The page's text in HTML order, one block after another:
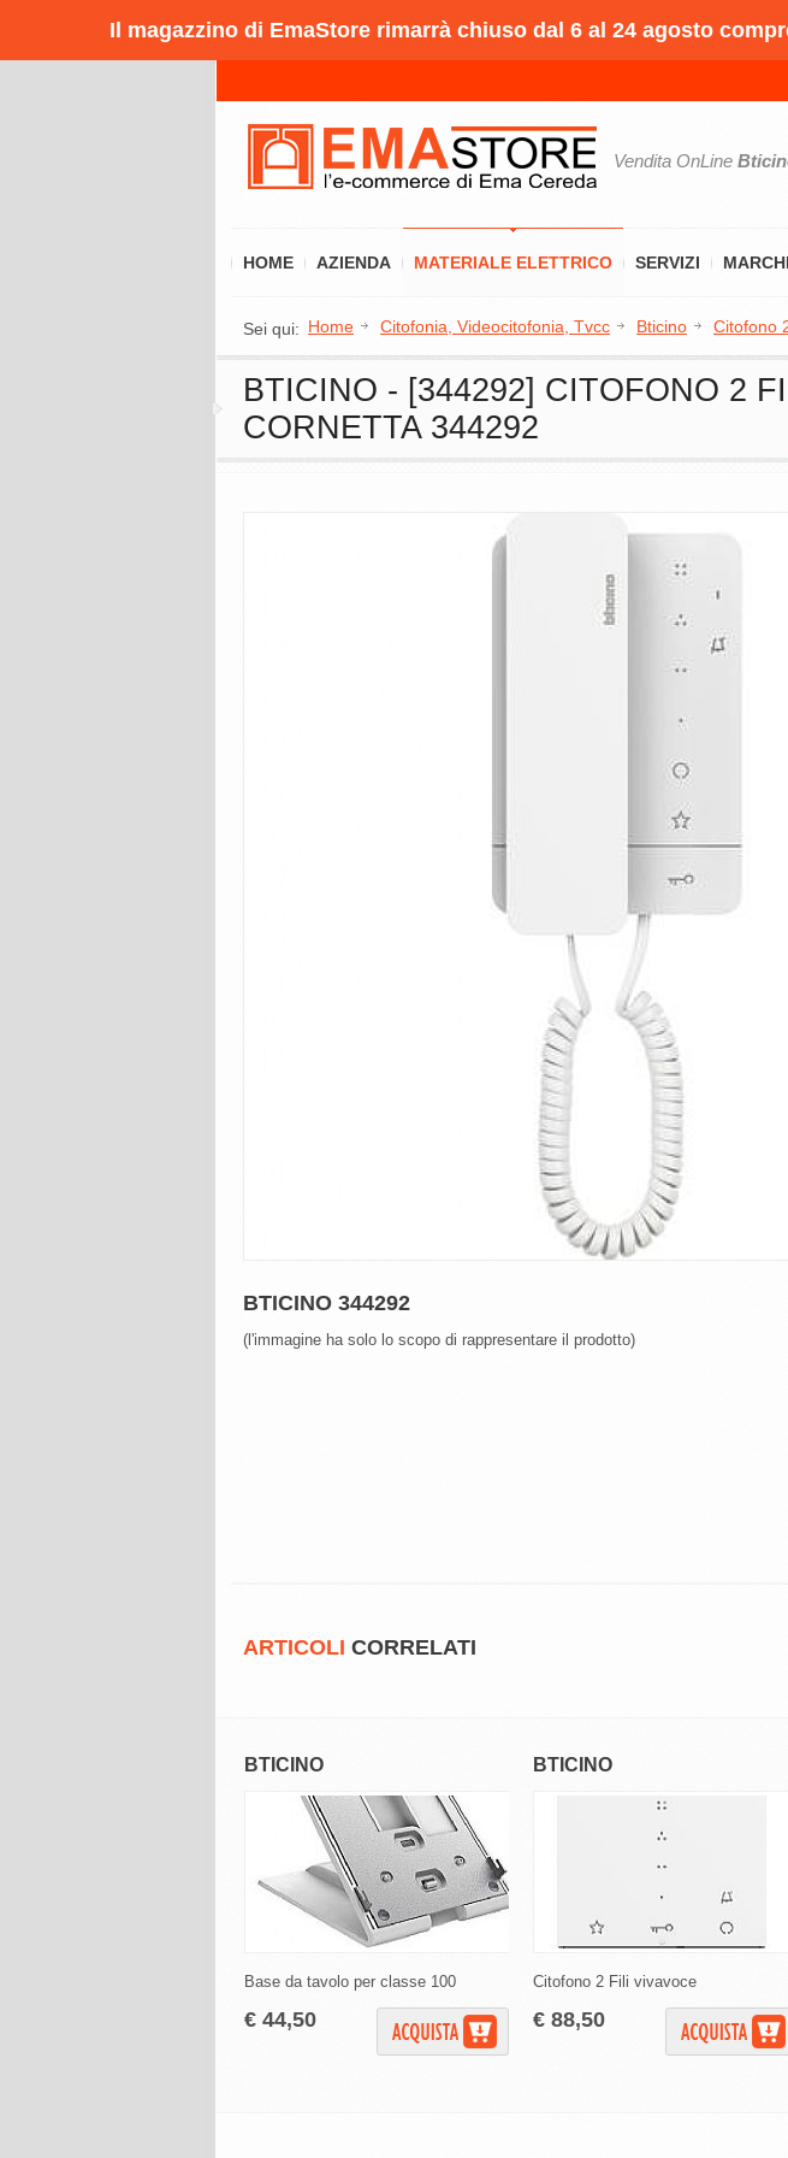
Il magazzino di EmaStore rimarrà chiuso dal 6 al 24 agosto
Vendita OnLine
HOME AZIENDA MATERIALE ELETTRICO SERVIZI MARCHI
Sei qui: Home Citofonia, Videocitofonia, Tvcc Bticino Citofono
BTICINO - [344292] CITOFONO 2
CORNETTA 344292
BTICINO 344292
(l'immagine ha solo lo scopo di rappresentare il prodotto)
ARTICOLI CORRELATI
BTICINO
Base da tavolo per classe 100
€ 44,50
BTICINO
Citofono 2 Fili vivavoce
€ 88,50